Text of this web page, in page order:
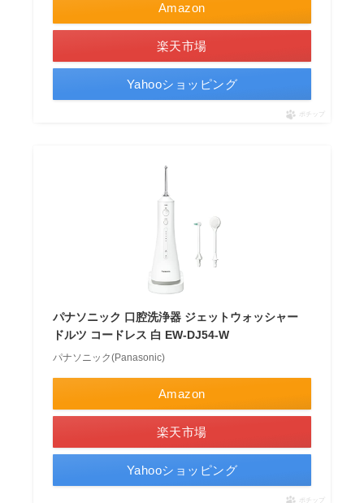
Amazon
楽天市場
Yahooショッピング
ポチップ
パナソニック 口腔洗浄器 ジェットウォッシャー
ドルツ コードレス 白 EW-DJ54-W
パナソニック(Panasonic)
Amazon
楽天市場
Yahooショッピング
ポチップ